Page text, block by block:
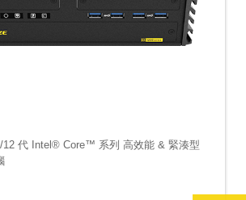
12 代 Intel® Core™ 系列 高效能 & 緊湊型